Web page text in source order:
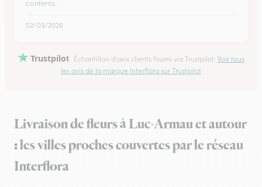
contents.
02/03/2026
Trustpilot Échantillon d'avis clients fourni via Trustpilot. Voir tous
les avis de la marque Interflora sur Trustpilot
Livraison de fleurs à Luc-Armau et autour
: les villes proches couvertes par le réseau
Interflora